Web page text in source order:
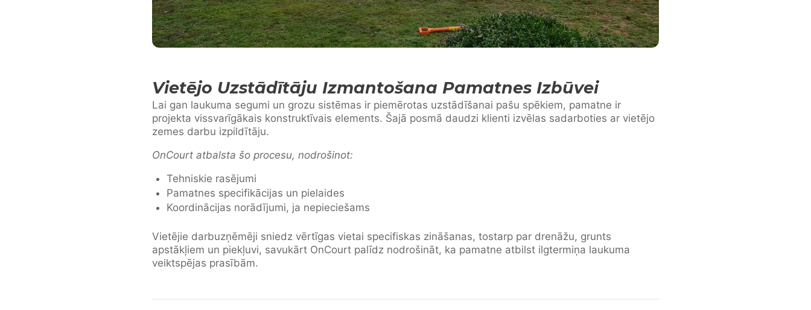
Vietējo Uzstādītāju Izmantošana Pamatnes Izbūvei
Lai gan laukuma segumi un grozu sistēmas ir piemērotas uzstādīšanai pašu spēkiem, pamatne ir
projekta vissvarīgākais konstruktīvais elements. Šajā posmā daudzi klienti izvēlas sadarboties ar vietējo
zemes darbu izpildītāju.
OnCourt atbalsta šo procesu, nodrošinot:
Tehniskie rasējumi
Pamatnes specifikācijas un pielaides
Koordinācijas norādījumi, ja nepieciešams
Vietējie darbuzņēmēji sniedz vērtīgas vietai specifiskas zināšanas, tostarp par drenāžu, grunts
apstākļiem un piekļuvi, savukārt OnCourt palīdz nodrošināt, ka pamatne atbilst ilgtermiņa laukuma
veiktspējas prasībām.